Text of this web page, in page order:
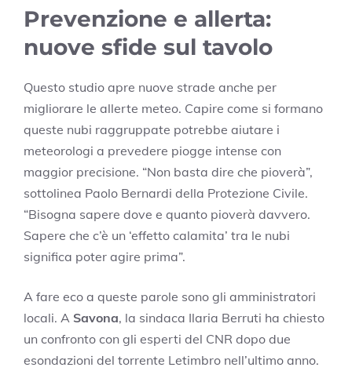
Prevenzione e allerta:
nuove sfide sul tavolo
Questo studio apre nuove strade anche per
migliorare le allerte meteo. Capire come si formano
queste nubi raggruppate potrebbe aiutare i
meteorologi a prevedere piogge intense con
maggior precisione. “Non basta dire che pioverà”,
sottolinea Paolo Bernardi della Protezione Civile.
“Bisogna sapere dove e quanto pioverà davvero.
Sapere che c’è un ‘effetto calamita’ tra le nubi
significa poter agire prima”.
A fare eco a queste parole sono gli amministratori
locali. A Savona, la sindaca Ilaria Berruti ha chiesto
un confronto con gli esperti del CNR dopo due
esondazioni del torrente Letimbro nell’ultimo anno.